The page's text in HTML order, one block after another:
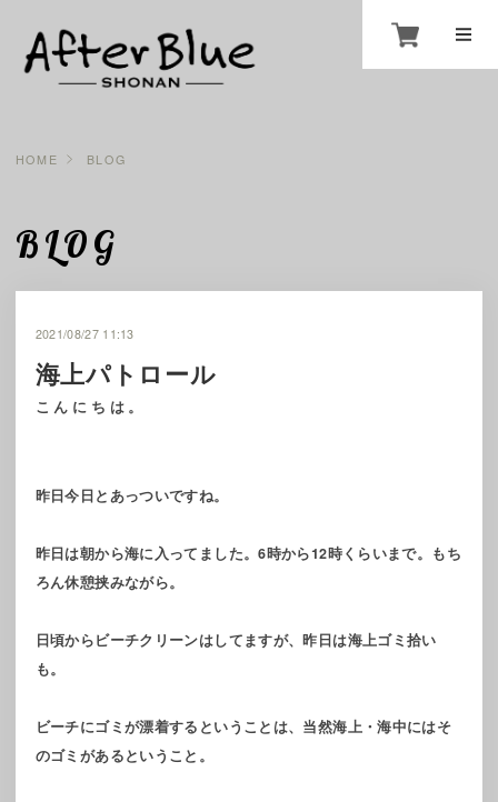
HOME BLOG
BLOG
海上パトロール
2021/08/27 11:13
こんにちは。
昨日今日とあっついですね。
昨日は朝から海に入ってました。6時から12時くらいまで。もち
ろん休憩挟みながら。
日頃からビーチクリーンはしてますが、昨日は海上ゴミ拾い
も。
ビーチにゴミが漂着するということは、当然海上・海中にはそ
のゴミがあるということ。